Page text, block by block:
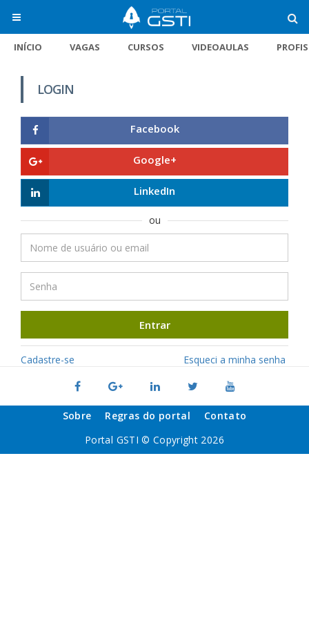
INÍCIO VAGAS CURSOS VIDEOAULAS
LOGIN
Facebook
Google+
LinkedIn
ou
Entrar
Cadastre-se Esqueci a minha senha
Sobre Regras do portal
Contato
Portal GSTI © Copyright 2026